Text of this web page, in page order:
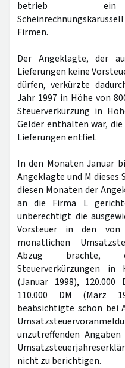
betrieb ein
Firmen.
Der Angeklagte, der
Lieferungen keine
dürfen, verkürzte
Jahr 1997 in Höhe von
Steuerverkürzung in
Gelder enthalten war,
Lieferungen entfiel.
In den Monaten Januar
Angeklagte und M dieses
diesen Monaten der
an die Firma L
unberechtigt die
Vorsteuer in den von
monatlichen
Abzug brachte,
Steuerverkürzungen in
(Januar 1998), 120.000
110.000 DM (März
beabsichtigte schon bei
unzutreffenden
nicht zu berichtigen.